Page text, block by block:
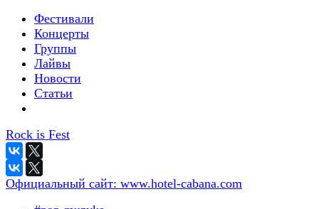
Фестивали
Концерты
Группы
Лайвы
Новости
Статьи
Rock is Fest
Официальный сайт: www.hotel-cabana.com